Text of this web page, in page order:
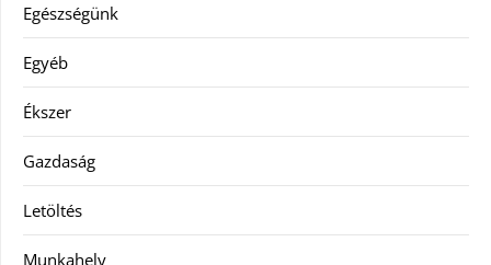
Egészségünk
Egyéb
Ékszer
Gazdaság
Letöltés
Munkahely